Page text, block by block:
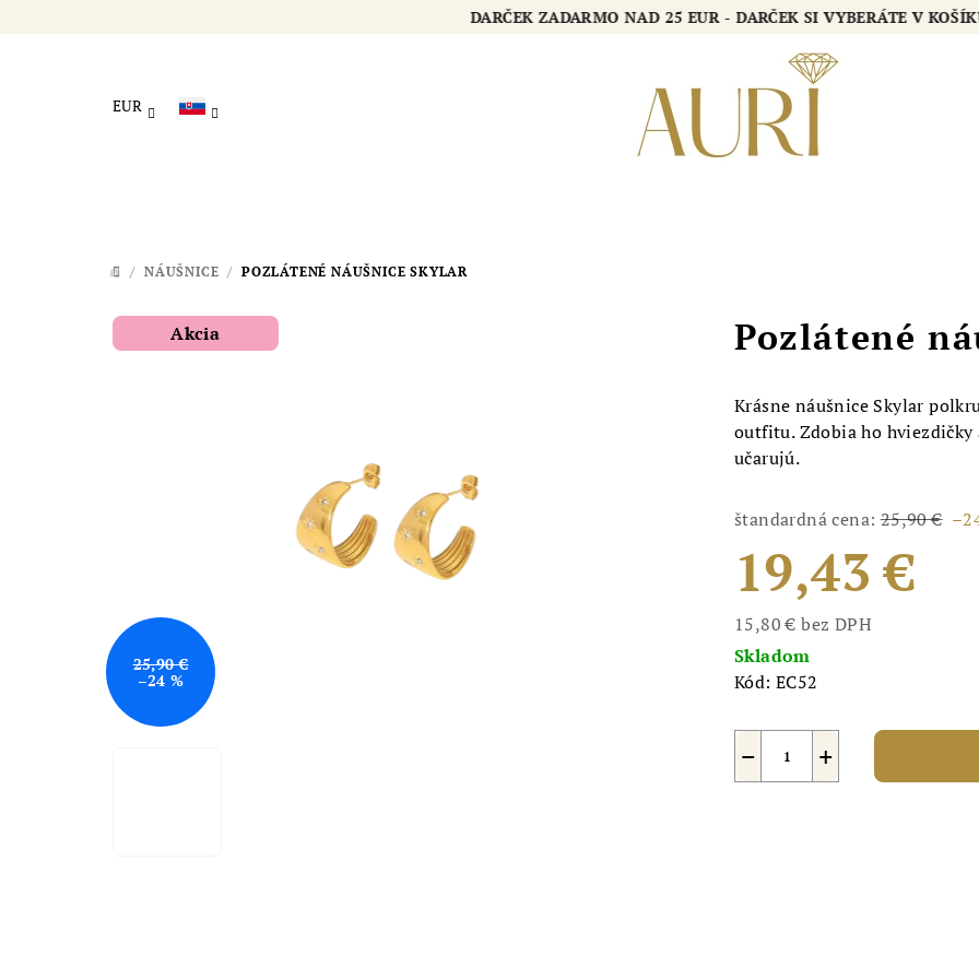
DARČEK ZADARMO NAD 25 EUR - DARČEK SI VYBERÁTE V
EUR
DOMOV
/ NÁUŠNICE / POZLÁTENÉ NÁUŠNICE SKYLAR
Pozlátené
Krásne náušnice Skylar
outfitu. Zdobia ho hviezdičky
učarujú.
štandardná cena: 25,90 €
19,43 €
15,80 € bez DPH
Jednotková
cena:
Skladom
Kód: EC52
+
−
Akcia
25,90 €
–24 %